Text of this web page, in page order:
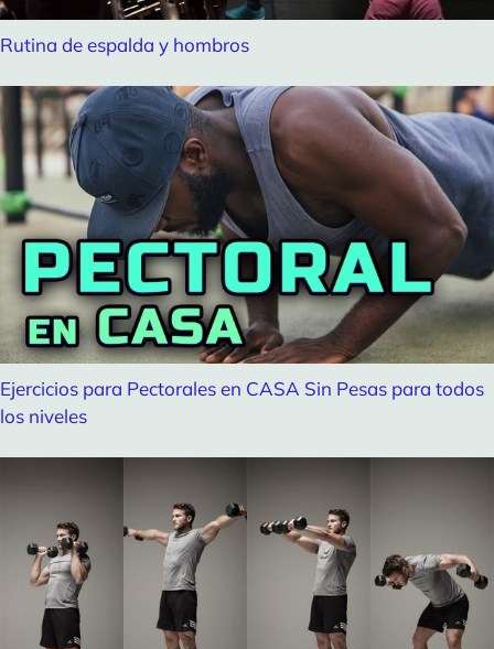
Rutina de espalda y hombros
Ejercicios para Pectorales en CASA Sin Pesas para todos
los niveles